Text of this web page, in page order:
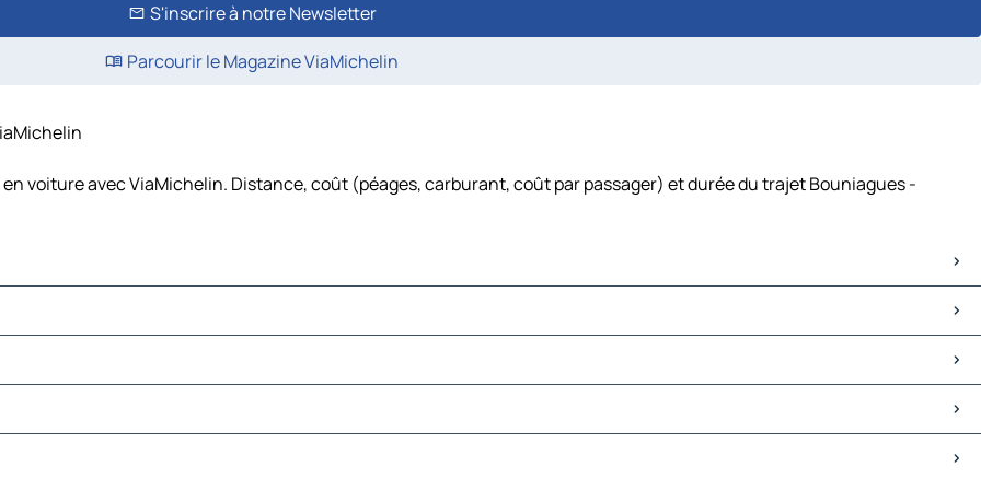
S'inscrire à notre Newsletter
Parcourir le Magazine ViaMichelin
voiture avec ViaMichelin. Distance, coût (péages, carburant, coût par passager) et durée du trajet Bouniagues -